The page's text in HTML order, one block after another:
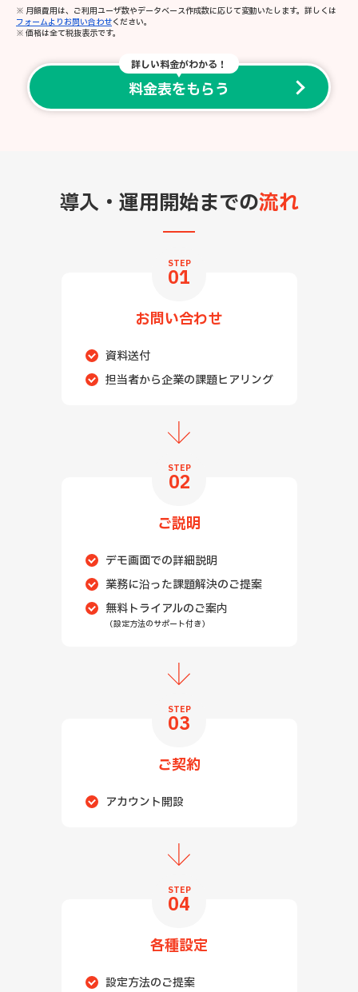
※ 月額費用は、ご利用ユーザ数やデータベース作成数に応じて変動いたします。詳しくは
フォームよりお問い合わせください。
※ 価格は全て税抜表示です。
詳しい料金がわかる！
料金表をもらう
導入・運用開始までの流れ
STEP
01
お問い合わせ
資料送付
担当者から企業の課題ヒアリング
STEP
02
ご説明
デモ画面での詳細説明
業務に沿った課題解決のご提案
無料トライアルのご案内
（設定方法のサポート付き）
STEP
03
ご契約
アカウント開設
STEP
04
各種設定
設定方法のご提案